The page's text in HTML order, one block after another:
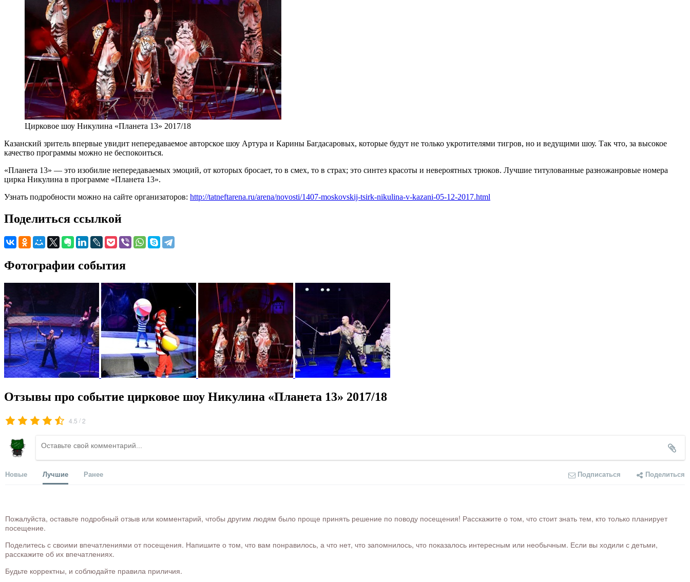
Цирковое шоу Никулина «Планета 13» 2017/18
Казанский зритель впервые увидит непередаваемое авторское шоу Артура и Карины Багдасаровых, которые будут не только укротителями тигров, но и ведущими шоу. Так что, за высокое
качество программы можно не беспокоиться.
«Планета 13» — это изобилие непередаваемых эмоций, от которых бросает, то в смех, то в страх; это синтез красоты и невероятных трюков. Лучшие титулованные разножанровые номера
цирка Никулина в программе «Планета 13».
Узнать подробности можно на сайте организаторов: http://tatneftarena.ru/arena/novosti/1407-moskovskij-tsirk-nikulina-v-kazani-05-12-2017.html
Поделиться ссылкой
Фотографии события
Отзывы про событие цирковое шоу Никулина «Планета 13» 2017/18
4.5 /2
Новые Лучшие Ранее Подписаться Поделиться
Пожалуйста, оставьте подробный отзыв или комментарий, чтобы другим людям было проще принять решение по поводу посещения! Расскажите о том, что стоит знать тем, кто только планирует
посещение.
Поделитесь с своими впечатлениями от посещения. Напишите о том, что вам понравилось, а что нет, что запомнилось, что показалось интересным или необычным. Если вы ходили с детьми,
расскажите об их впечатлениях.
Будьте корректны, и соблюдайте правила приличия.